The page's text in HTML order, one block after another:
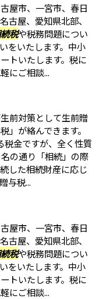
屋市、一宮市、春日
古屋、愛知県北部、
税や税務問題につい
をいたします。中小
トいたします。税に
にご相談...
前対策として生前贈
」が絡んできます。
税金ですが、全く性質
の通り「相続」の際
した相続財産に応じ
与税...
屋市、一宮市、春日
古屋、愛知県北部、
税や税務問題につい
をいたします。中小
トいたします。税に
にご相談...